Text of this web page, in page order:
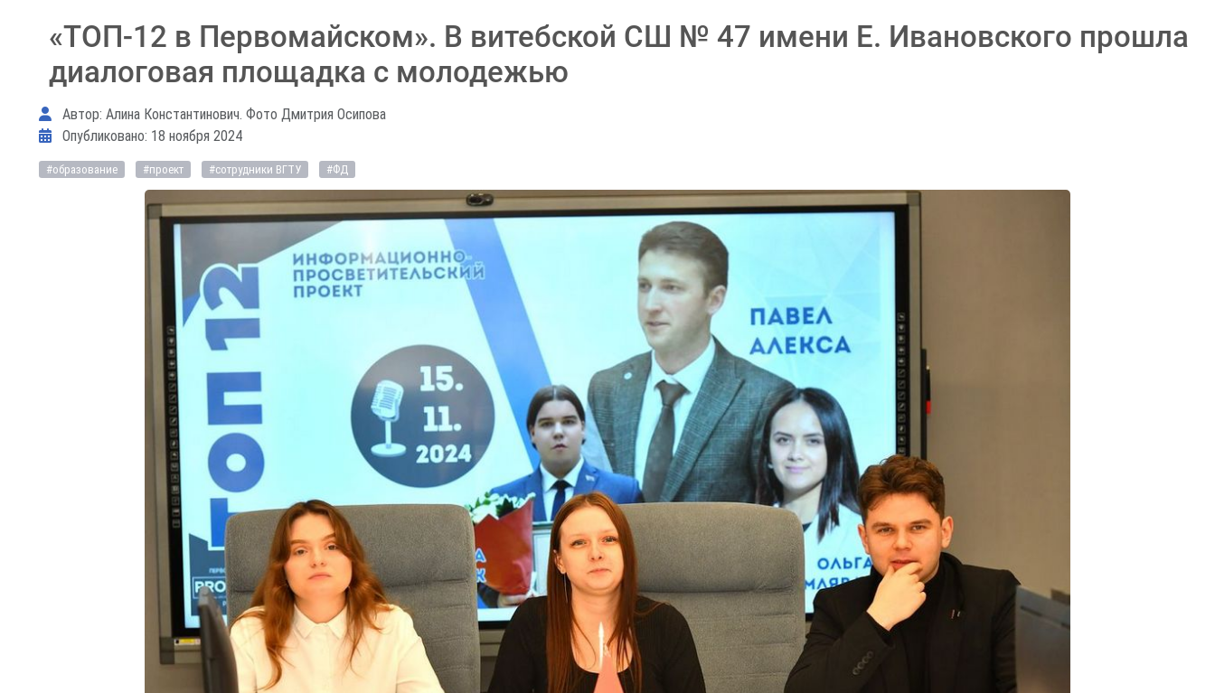
«ТОП-12 в Первомайском». В витебской СШ № 47 имени Е. Ивановского прошла
диалоговая площадка с молодежью
Информация о материале
Автор:Алина Константинович. Фото Дмитрия Осипова
Опубликовано: 18 ноября 2024
#образование #проект #сотрудники ВГТУ #ФД